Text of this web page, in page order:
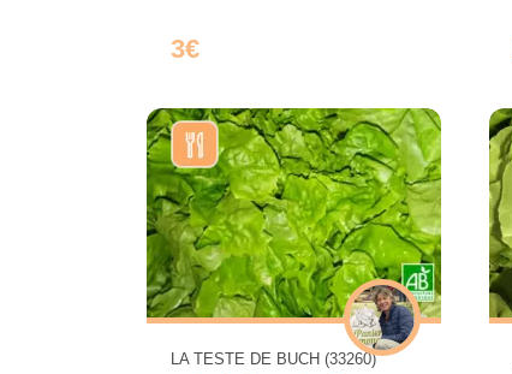
3€
LA TESTE DE BUCH (33260)